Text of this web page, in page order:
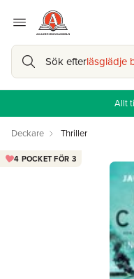
Sök efterläsglädje
Allt
Deckare Thriller
4 POCKET FÖR 3